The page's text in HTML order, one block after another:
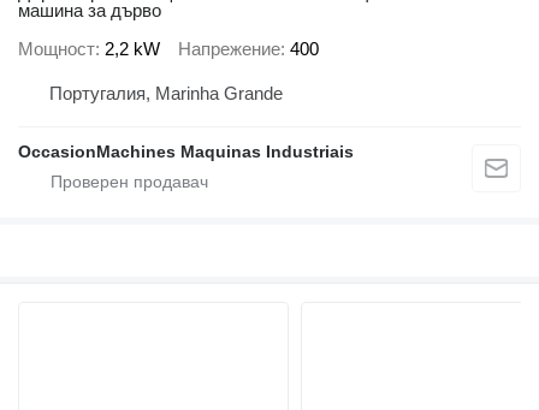
машина за дърво
Мощност 2,2 kW Напрежение 400
Португалия, Marinha Grande
OccasionMachines Maquinas Industriais